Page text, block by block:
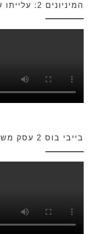
המיניונים 2: עלייתו של גרו – מדובב לעברית
בייבי בוס 2 עסק משפחתי – טריילר רשמי מדובב